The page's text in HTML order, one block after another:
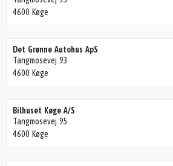
4600 Køge
Det Grønne Autohus ApS
Tangmosevej 93
4600 Køge
Bilhuset Køge A/S
Tangmosevej 95
4600 Køge